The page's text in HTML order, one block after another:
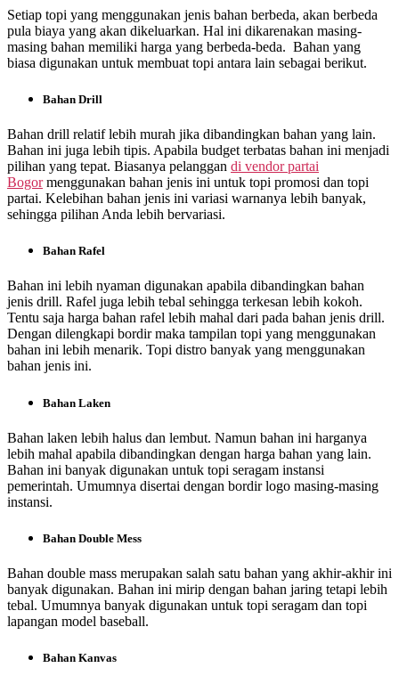
Setiap topi yang menggunakan jenis bahan berbeda, akan berbeda
pula biaya yang akan dikeluarkan. Hal ini dikarenakan masing-
masing bahan memiliki harga yang berbeda-beda. Bahan yang
biasa digunakan untuk membuat topi antara lain sebagai berikut.
Bahan Drill
Bahan drill relatif lebih murah jika dibandingkan bahan yang lain.
Bahan ini juga lebih tipis. Apabila budget terbatas bahan ini menjadi
pilihan yang tepat. Biasanya pelanggan di vendor partai
Bogormenggunakan bahan jenis ini untuk topi promosi dan topi
partai. Kelebihan bahan jenis ini variasi warnanya lebih banyak,
sehingga pilihan Anda lebih bervariasi.
Bahan Rafel
Bahan ini lebih nyaman digunakan apabila dibandingkan bahan
jenis drill. Rafel juga lebih tebal sehingga terkesan lebih kokoh.
Tentu saja harga bahan rafel lebih mahal dari pada bahan jenis drill.
Dengan dilengkapi bordir maka tampilan topi yang menggunakan
bahan ini lebih menarik. Topi distro banyak yang menggunakan
bahan jenis ini.
Bahan Laken
Bahan laken lebih halus dan lembut. Namun bahan ini harganya
lebih mahal apabila dibandingkan dengan harga bahan yang lain.
Bahan ini banyak digunakan untuk topi seragam instansi
pemerintah. Umumnya disertai dengan bordir logo masing-masing
instansi.
Bahan Double Mess
Bahan double mass merupakan salah satu bahan yang akhir-akhir ini
banyak digunakan. Bahan ini mirip dengan bahan jaring tetapi lebih
tebal. Umumnya banyak digunakan untuk topi seragam dan topi
lapangan model baseball.
Bahan Kanvas